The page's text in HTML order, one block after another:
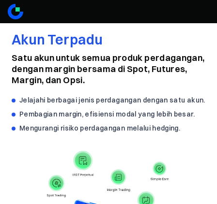
Akun Terpadu
Satu akun untuk semua produk perdagangan,
dengan margin bersama di Spot, Futures,
Margin, dan Opsi.
Jelajahi berbagai jenis perdagangan dengan satu akun.
Pembagian margin, efisiensi modal yang lebih besar.
Mengurangi risiko perdagangan melalui hedging.